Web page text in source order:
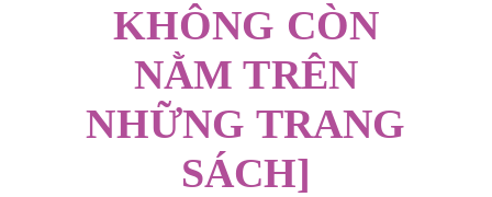
KHÔNG CÒN
NẰM TRÊN
NHỮNG TRANG
SÁCH]